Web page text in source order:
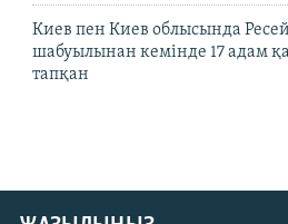
Киев пен Киев облысында
шабуылынан кемінде 17 адам
тапқан